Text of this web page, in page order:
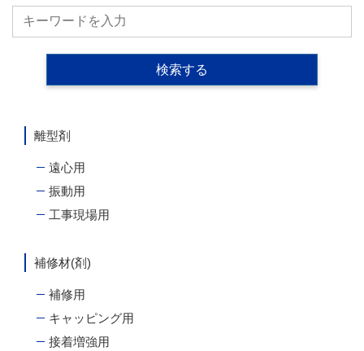
離型剤
遠心用
振動用
工事現場用
補修材(剤)
補修用
キャッピング用
接着増強用